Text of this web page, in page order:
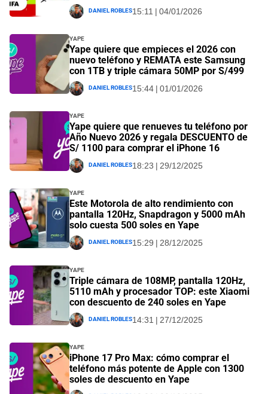
Daniel Robles15:11 | 04/01/2026
Yape
Yape quiere que empieces el 2026 con
nuevo teléfono y REMATA este Samsung
con 1TB y triple cámara 50MP por S/499
Daniel Robles15:44 | 01/01/2026
Yape
Yape quiere que renueves tu teléfono por
Año Nuevo 2026 y regala DESCUENTO de
S/ 1100 para comprar el iPhone 16
Daniel Robles18:23 | 29/12/2025
Yape
Este Motorola de alto rendimiento con
pantalla 120Hz, Snapdragon y 5000 mAh
solo cuesta 500 soles en Yape
Daniel Robles15:29 | 28/12/2025
Yape
Triple cámara de 108MP, pantalla 120Hz,
5110 mAh y procesador TOP: este Xiaomi
con descuento de 240 soles en Yape
Daniel Robles14:31 | 27/12/2025
Yape
iPhone 17 Pro Max: cómo comprar el
teléfono más potente de Apple con 1300
soles de descuento en Yape